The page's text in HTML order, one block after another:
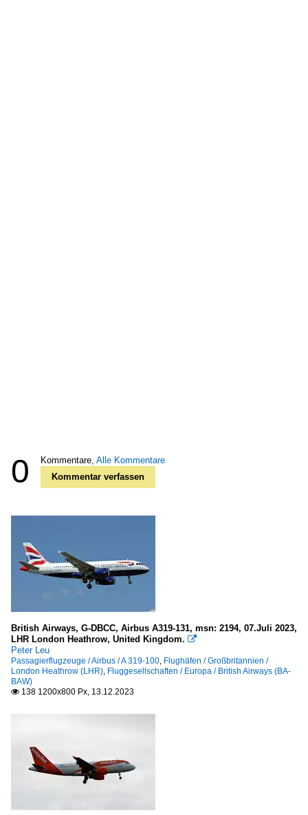
0 Kommentare, Alle Kommentare
Kommentar verfassen
British Airways, G-DBCC, Airbus A319-131, msn: 2194, 07.Juli 2023,
LHR London Heathrow, United Kingdom. 
Peter Leu
Passagierflugzeuge / Airbus / A 319-100, Flughäfen / Großbritannien /
London Heathrow (LHR), Fluggesellschaften / Europa / British Airways (BA-
BAW)
 138 1200x800 Px, 13.12.2023